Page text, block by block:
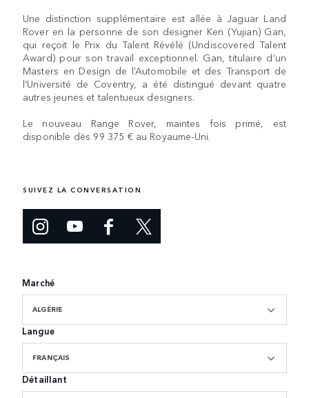
Une distinction supplémentaire est allée à Jaguar Land
Rover en la personne de son designer Ken (Yujian) Gan,
qui reçoit le Prix du Talent Révélé (Undiscovered Talent
Award) pour son travail exceptionnel. Gan, titulaire d’un
Masters en Design de l’Automobile et des Transport de
l’Université de Coventry, a été distingué devant quatre
autres jeunes et talentueux designers.
Le nouveau Range Rover, maintes fois primé, est
disponible dès 99 375 € au Royaume-Uni.
SUIVEZ LA CONVERSATION
Marché
ALGÉRIE
Langue
FRANÇAIS
Détaillant